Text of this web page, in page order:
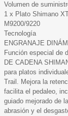
Volumen de
1 x Plato Shimano
M9200/9220
Tecnología
ENGRANAJE
Función especial de
DE CADENA
para platos
Trail. Mejora la
facilita el pedaleo,
guiado mejorado de
abrasión y el